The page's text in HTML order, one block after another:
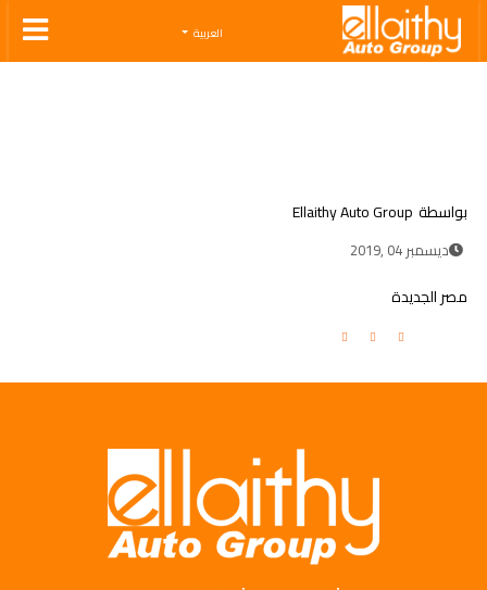
Ellaithy Auto Group
العربية
بواسطة Ellaithy Auto Group
ديسمبر 04 ,2019
مصر الجديدة